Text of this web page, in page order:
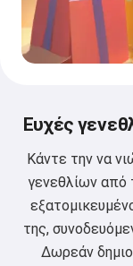
Ευχές
Κάντε την να
γενεθλίων από
της,
Δωρεάν